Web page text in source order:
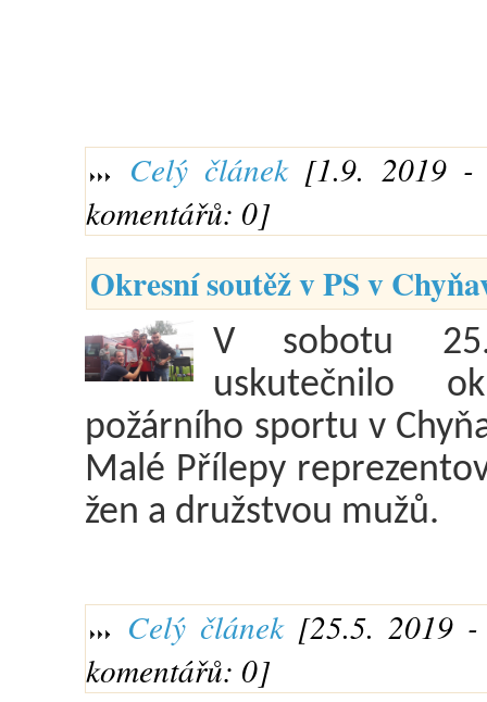
Celý článek[1.9. 2019 -
komentářů: 0]
Okresní soutěž v PS v
V sobotu
uskutečnilo
požárního sportu v
Malé Přílepy
žen a družstvou mužů.
Celý článek[25.5. 2019 -
komentářů: 0]